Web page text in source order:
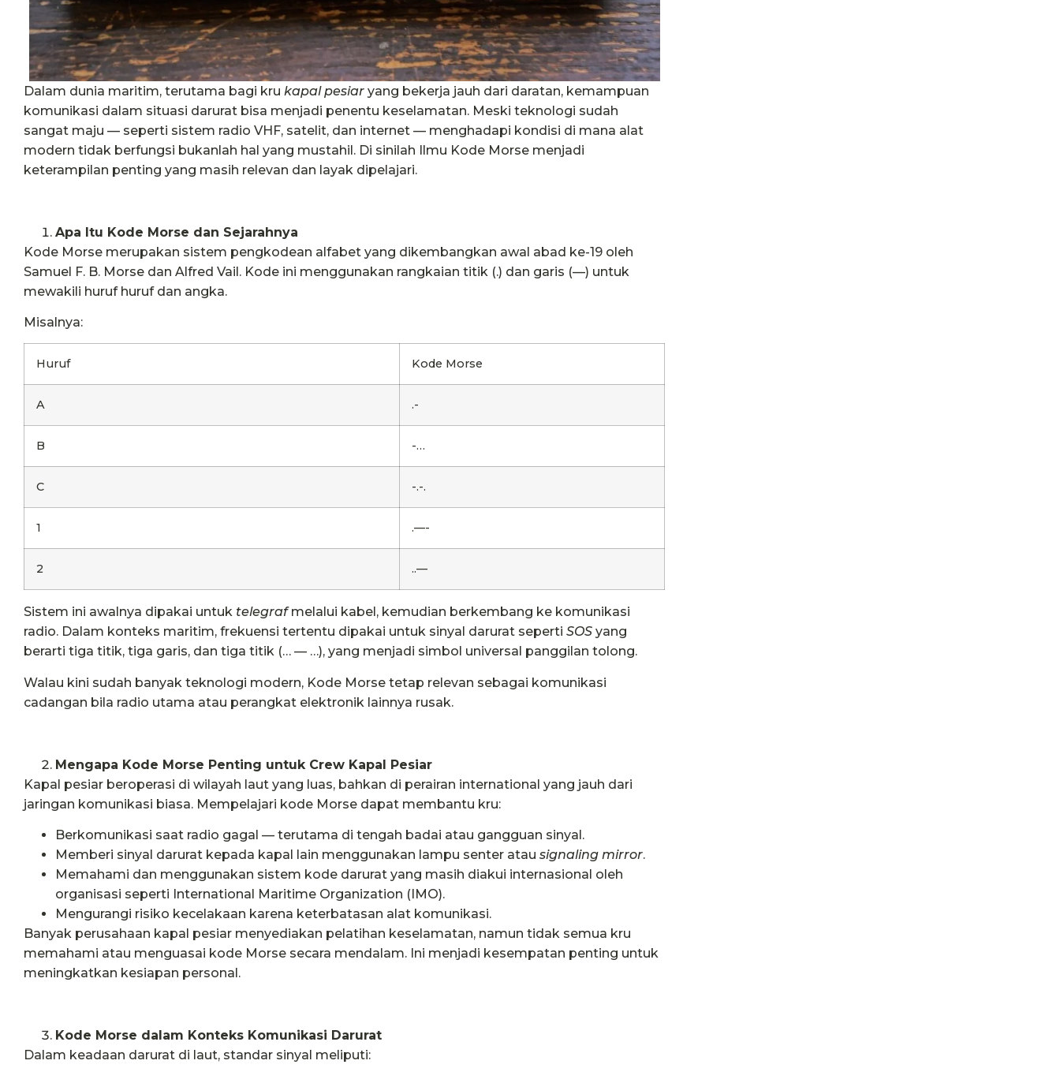
Dalam dunia maritim, terutama bagi kru kapal pesiar yang bekerja jauh dari daratan, kemampuan
komunikasi dalam situasi darurat bisa menjadi penentu keselamatan. Meski teknologi sudah
sangat maju — seperti sistem radio VHF, satelit, dan internet — menghadapi kondisi di mana alat
modern tidak berfungsi bukanlah hal yang mustahil. Di sinilah Ilmu Kode Morse menjadi
keterampilan penting yang masih relevan dan layak dipelajari.
Apa Itu Kode Morse dan Sejarahnya
Kode Morse merupakan sistem pengkodean alfabet yang dikembangkan awal abad ke-19 oleh
Samuel F. B. Morse dan Alfred Vail. Kode ini menggunakan rangkaian titik (.) dan garis (—) untuk
mewakili huruf huruf dan angka.
Misalnya:
Huruf Kode Morse
A .-
B -…
C -.-.
1 .—-
2 ..—
Sistem ini awalnya dipakai untuk telegrafmelalui kabel, kemudian berkembang ke komunikasi
radio. Dalam konteks maritim, frekuensi tertentu dipakai untuk sinyal darurat seperti SOS yang
berarti tiga titik, tiga garis, dan tiga titik (… — …), yang menjadi simbol universal panggilan tolong.
Walau kini sudah banyak teknologi modern, Kode Morse tetap relevan sebagai komunikasi
cadangan bila radio utama atau perangkat elektronik lainnya rusak.
Mengapa Kode Morse Penting untuk Crew Kapal Pesiar
Kapal pesiar beroperasi di wilayah laut yang luas, bahkan di perairan international yang jauh dari
jaringan komunikasi biasa. Mempelajari kode Morse dapat membantu kru:
Berkomunikasi saat radio gagal — terutama di tengah badai atau gangguan sinyal.
Memberi sinyal darurat kepada kapal lain menggunakan lampu senter atau signaling mirror.
Memahami dan menggunakan sistem kode darurat yang masih diakui internasional oleh
organisasi seperti International Maritime Organization (IMO).
Mengurangi risiko kecelakaan karena keterbatasan alat komunikasi.
Banyak perusahaan kapal pesiar menyediakan pelatihan keselamatan, namun tidak semua kru
memahami atau menguasai kode Morse secara mendalam. Ini menjadi kesempatan penting untuk
meningkatkan kesiapan personal.
Kode Morse dalam Konteks Komunikasi Darurat
Dalam keadaan darurat di laut, standar sinyal meliputi: